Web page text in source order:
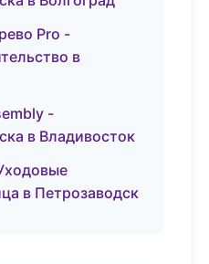
Pro -
в
-
в Владивосток
в Петрозаводск